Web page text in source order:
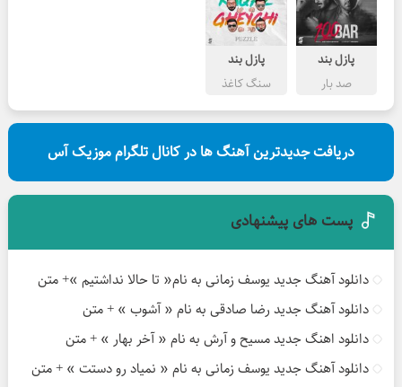
پازل بند
صد بار
پازل بند
سنگ کاغذ
دریافت جدیدترین آهنگ ها در کانال تلگرام موزیک آس
پست های پیشنهادی
دانلود آهنگ جدید یوسف زمانی به نام« تا حالا نداشتیم »+ متن
دانلود آهنگ جدید رضا صادقی به نام « آشوب » + متن
دانلود اهنگ جدید مسیح و آرش به نام « آخر بهار » + متن
دانلود آهنگ جدید یوسف زمانی به نام « نمیاد رو دستت » + متن